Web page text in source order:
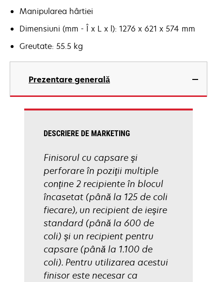
Manipularea hârtiei
Dimensiuni (mm - Î x L x l): 1276 x 621 x 574 mm
Greutate: 55.5 kg
Prezentare generală
DESCRIERE DE MARKETING
Finisorul cu capsare şi
perforare în poziţii multiple
conţine 2 recipiente în blocul
încasetat (până la 125 de coli
fiecare), un recipient de ieşire
standard (până la 600 de
coli) şi un recipient pentru
capsare (până la 1.100 de
coli). Pentru utilizarea acestui
finisor este necesar ca